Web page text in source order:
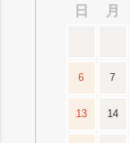
日
月
6 7
13 14